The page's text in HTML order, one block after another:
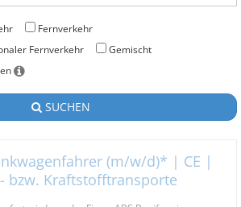
Fernverkehr
Fernverkehr
Gemischt
SUCHEN
(m/w/d)* | CE |
bzw. Kraftstofftransporte